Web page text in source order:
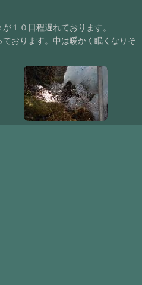
１０日程遅れております。
おります。中は暖かく眠くなりそ